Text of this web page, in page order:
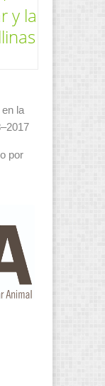
y la
la
por